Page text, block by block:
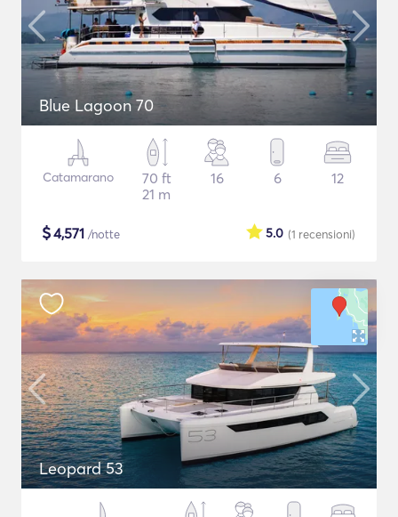
Blue Lagoon 70
Catamarano
70 ft
21 m
16 6 12
$4,571 /notte (1 recensioni)
5.0
Leopard 53